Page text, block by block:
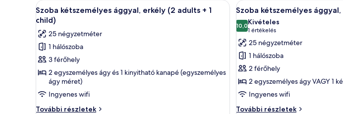
álló
szűrők
A
következő
szoba
összes
képének
megtekintése:
Szoba
kétszemélyes
ággyal,
erkély
Egy szállodai szoba, amelyben egy nagy ágy, egy fafejű ágykeret, egy
6
Szoba kétszemélyes ággyal, erkély (2 adults + 1
child)
25 négyzetméter
1 hálószoba
3 férőhely
2 egyszemélyes ágy és 1 kinyitható kanapé (egyszemélyes
ágy méret)
Ingyenes wifi
További részletek
Szoba
A
következő
szoba
összes
képének
megtekintése:
Szoba
kétszemélyes
ággyal,
erkély
6
Szoba kétszemélyes
10,010-ből 10,0
Kivételes
1 értékelés
(1
értékelés)
25 négyzetméter
1 hálószoba
2 férőhely
2 egyszemélyes ágy VAGY 1
Ingyenes wifi
További részletek
Szoba